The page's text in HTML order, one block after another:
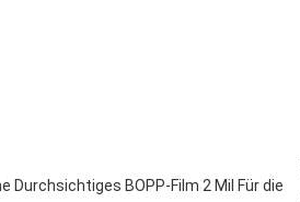
Durchsichtiges BOPP-Film 2 Mil Für die